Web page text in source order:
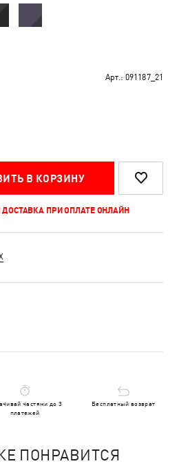
Арт.: 091187_21
В КОРЗИНУ
ДОСТАВКА ПРИ ОПЛАТЕ ОНЛАЙН
частями до 3
платежей
Бесплатный возврат
ПОНРАВИТСЯ